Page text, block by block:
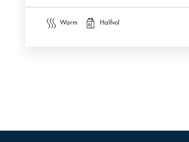
warm halfvol